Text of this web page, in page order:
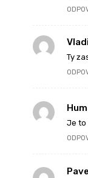
Ty
Je to